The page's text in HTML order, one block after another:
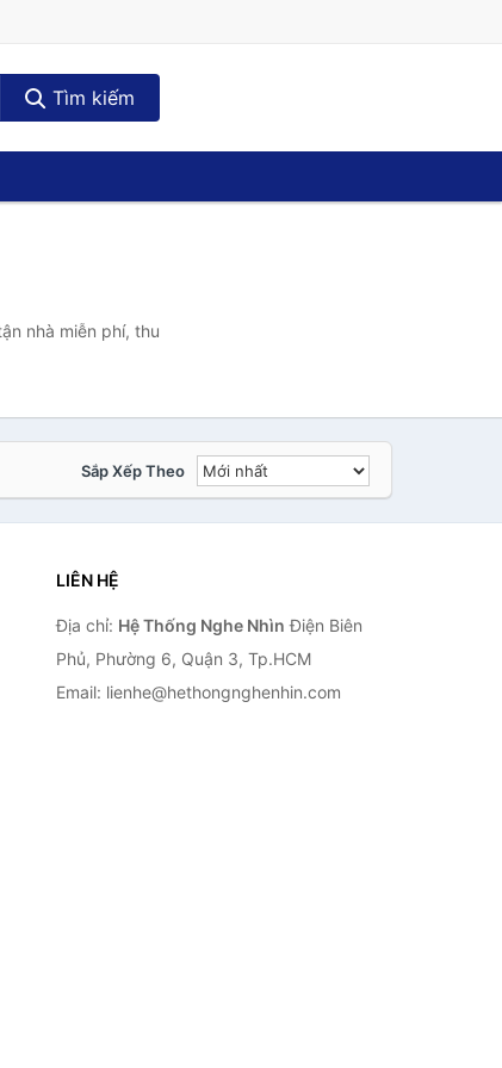
Tìm kiếm
nhà miễn phí, thu
Sắp Xếp Theo
LIÊN HỆ
Địa chỉ: Hệ Thống Nghe Nhìn Điện Biên
Phủ, Phường 6, Quận 3, Tp.HCM
Email: lienhe@hethongnghenhin.com